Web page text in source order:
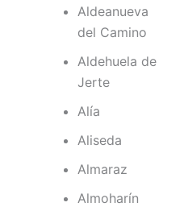
Aldeanueva
del Camino
Aldehuela de
Jerte
Alía
Aliseda
Almaraz
Almoharín